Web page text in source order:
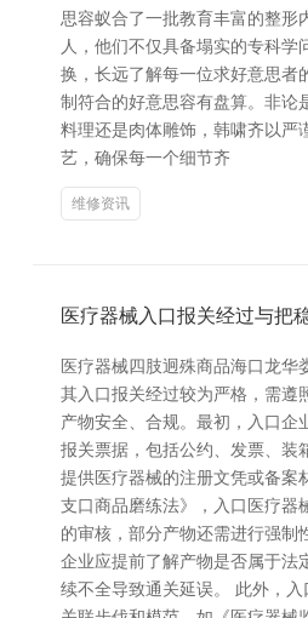
思容蚁合了一批教育丰富的整形
人，他们不仅具备塌实的专科学
换，长远了解每一位求好意思者
制符合的好意思容有盘算。非论
料理还是肉体雕饰，韩啸齐以严
艺，确保每一个细节齐
维修资讯
医疗器械入口报关经过与把
医疗器械四肢迥殊商品海口龙华
其入口报关经过较为严格，需遵
产物安全、合规。最初，入口企
报关票据，包括公约、发票、装
提供医疗器械的注册文凭或备案
支口商品磨练法》，入口医疗器
的审核，部分产物还需进行强制
企业应提前了解产物是否属于法
续不全导致通关延误。 此外，